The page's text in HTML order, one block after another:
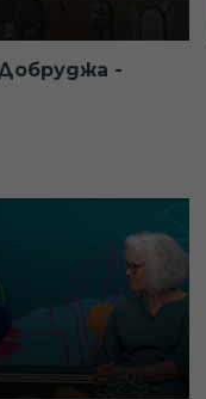
-